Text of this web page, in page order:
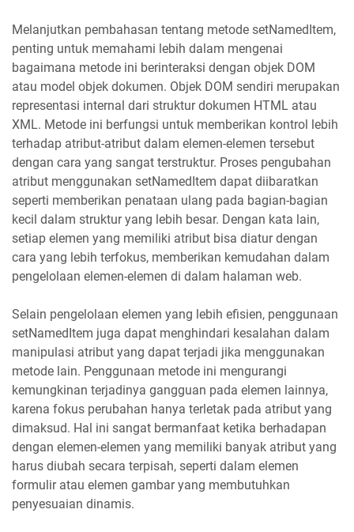
Melanjutkan pembahasan tentang metode setNamedItem,
penting untuk memahami lebih dalam mengenai
bagaimana metode ini berinteraksi dengan objek DOM
atau model objek dokumen. Objek DOM sendiri merupakan
representasi internal dari struktur dokumen HTML atau
XML. Metode ini berfungsi untuk memberikan kontrol lebih
terhadap atribut-atribut dalam elemen-elemen tersebut
dengan cara yang sangat terstruktur. Proses pengubahan
atribut menggunakan setNamedItem dapat diibaratkan
seperti memberikan penataan ulang pada bagian-bagian
kecil dalam struktur yang lebih besar. Dengan kata lain,
setiap elemen yang memiliki atribut bisa diatur dengan
cara yang lebih terfokus, memberikan kemudahan dalam
pengelolaan elemen-elemen di dalam halaman web.
Selain pengelolaan elemen yang lebih efisien, penggunaan
setNamedItem juga dapat menghindari kesalahan dalam
manipulasi atribut yang dapat terjadi jika menggunakan
metode lain. Penggunaan metode ini mengurangi
kemungkinan terjadinya gangguan pada elemen lainnya,
karena fokus perubahan hanya terletak pada atribut yang
dimaksud. Hal ini sangat bermanfaat ketika berhadapan
dengan elemen-elemen yang memiliki banyak atribut yang
harus diubah secara terpisah, seperti dalam elemen
formulir atau elemen gambar yang membutuhkan
penyesuaian dinamis.